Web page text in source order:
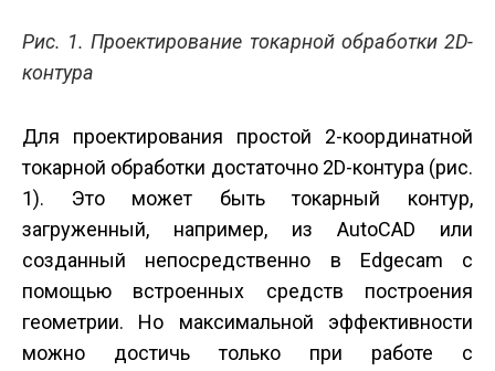
Рис. 1. Проектирование токарной обработки 2D-
контура
Для проектирования простой 2-координатной
токарной обработки достаточно 2D-контура (рис.
1). Это может быть токарный контур,
загруженный, например, из AutoCAD или
созданный непосредственно в Edgecam с
помощью встроенных средств построения
геометрии. Но максимальной эффективности
можно достичь только при работе с